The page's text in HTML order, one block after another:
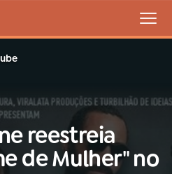
reestreia
de Mulher" no